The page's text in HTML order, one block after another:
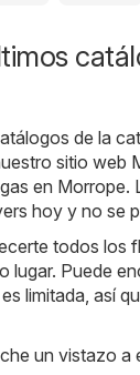
de la
sitio web
en Morrope.
hoy y no se
todos los
lugar. Puede
limitada, así
un vistazo a